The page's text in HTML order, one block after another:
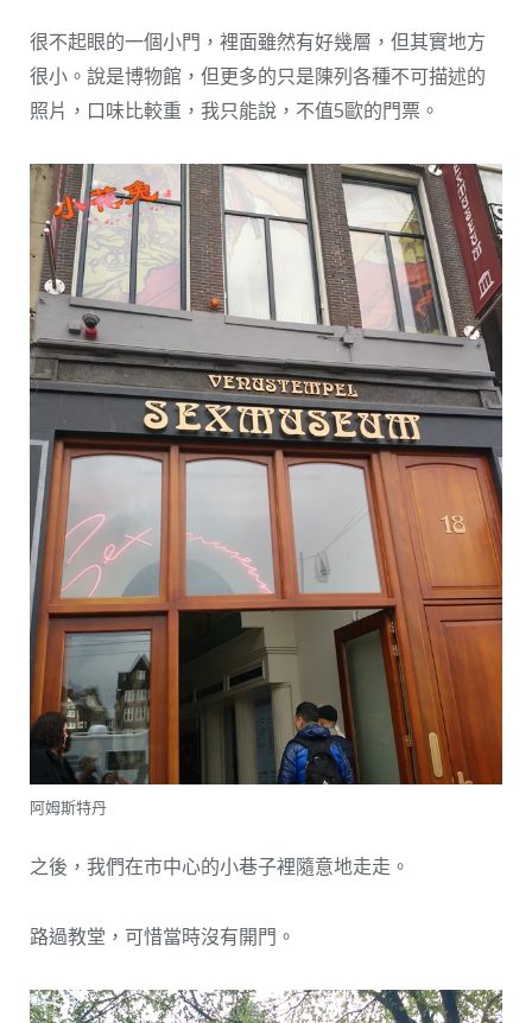
很不起眼的一個小門，裡面雖然有好幾層，但其實地方
很小。說是博物館，但更多的只是陳列各種不可描述的
照片，口味比較重，我只能說，不值5歐的門票。
阿姆斯特丹
之後，我們在市中心的小巷子裡隨意地走走。
路過教堂，可惜當時沒有開門。